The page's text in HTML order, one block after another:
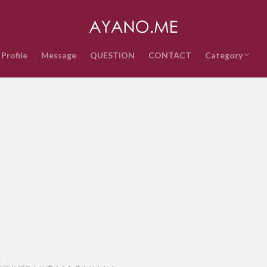
Profile Message QUESTION CONTACT Category
音楽
インターネッ
テクノロジー
ライフスタイ
政治経済
時事ネタ
エンタメ・ス
雑記
QUESTION